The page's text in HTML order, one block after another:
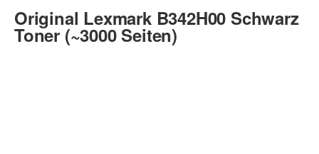
Original Lexmark B342H00 Schwarz
Toner (~3000 Seiten)